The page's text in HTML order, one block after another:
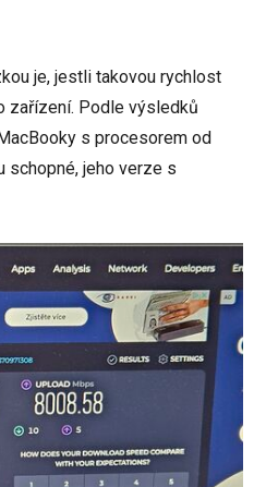
je, jestli takovou rychlost
zařízení. Podle výsledků
s procesorem od
schopné, jeho verze s